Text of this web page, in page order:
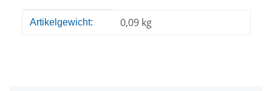
Produkteigenschaft
Wert
Artikelgewicht: 0,09 kg